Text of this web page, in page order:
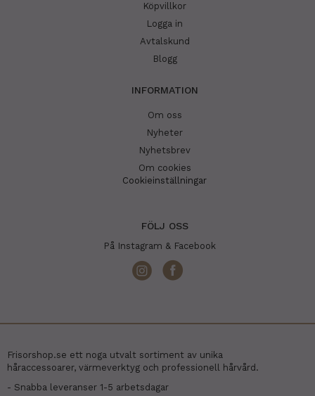
Köpvillkor
Logga in
Avtalskund
Blogg
INFORMATION
Om oss
Nyheter
Nyhetsbrev
Om cookies
Cookieinställningar
FÖLJ OSS
På Instagram & Facebook
Frisorshop.se ett noga utvalt sortiment av unika
håraccessoarer, värmeverktyg och professionell hårvård.
- Snabba leveranser 1-5 arbetsdagar